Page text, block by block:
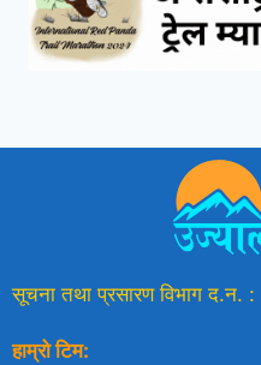
सूचना तथा प्रसारण विभाग द.न. :
हाम्रो टिम: